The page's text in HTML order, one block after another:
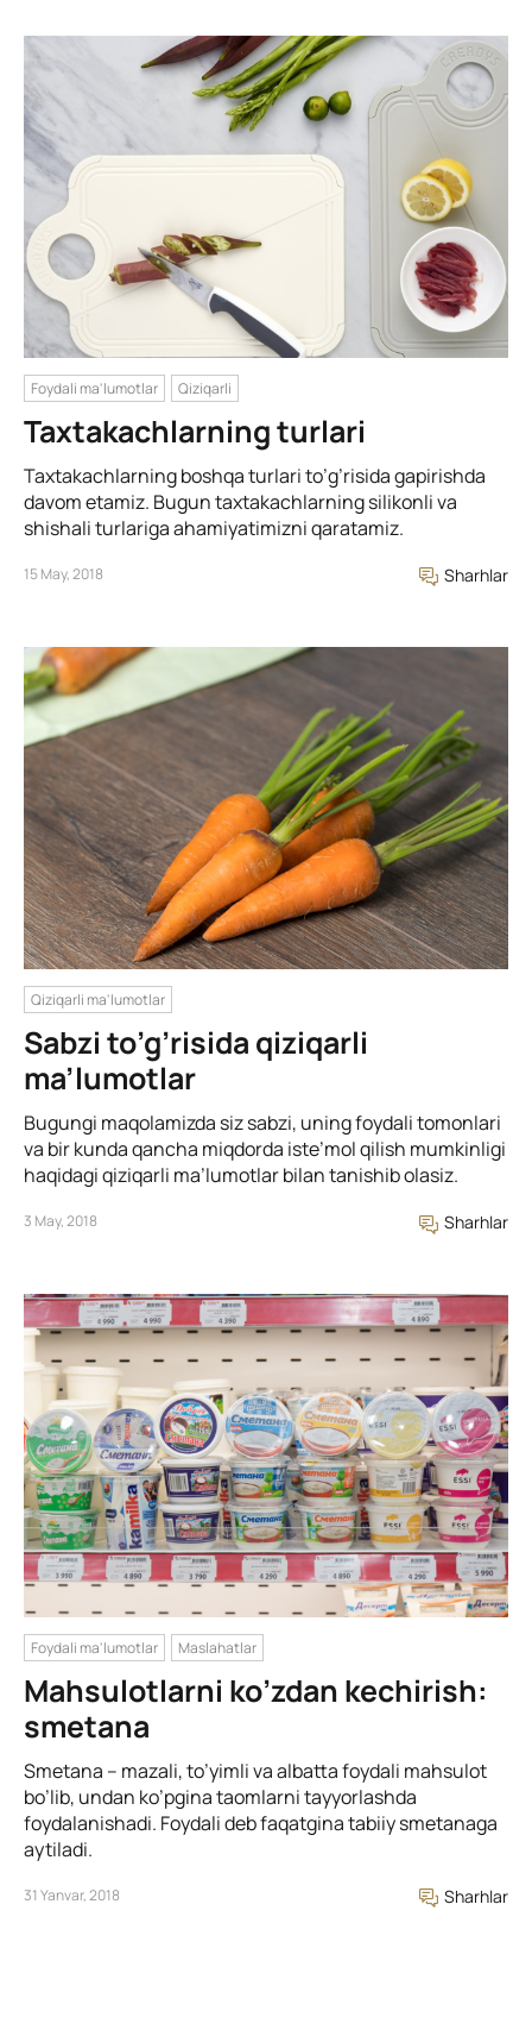
Foydali ma'lumotlar Qiziqarli
Taxtakachlarning turlari
Taxtakachlarning boshqa turlari to’g’risida gapirishda
davom etamiz. Bugun taxtakachlarning silikonli va
shishali turlariga ahamiyatimizni qaratamiz.
15 May, 2018 Sharhlar
Qiziqarli ma'lumotlar
Sabzi to’g’risida qiziqarli
ma’lumotlar
Bugungi maqolamizda siz sabzi, uning foydali tomonlari
va bir kunda qancha miqdorda iste’mol qilish mumkinligi
haqidagi qiziqarli ma’lumotlar bilan tanishib olasiz.
3 May, 2018 Sharhlar
Foydali ma'lumotlar Maslahatlar
Mahsulotlarni ko’zdan kechirish:
smetana
Smetana – mazali, to’yimli va albatta foydali mahsulot
bo’lib, undan ko’pgina taomlarni tayyorlashda
foydalanishadi. Foydali deb faqatgina tabiiy smetanaga
aytiladi.
31 Yanvar, 2018 Sharhlar